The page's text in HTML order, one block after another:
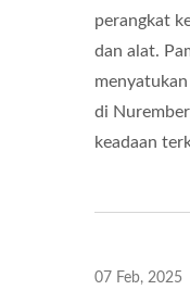
perangkat
dan alat.
di
keadaan
07 Feb, 2025